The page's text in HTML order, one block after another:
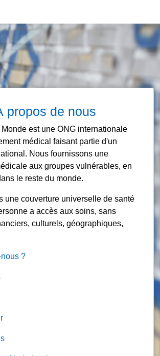
propos de nous
est une ONG internationale
médical faisant partie d'un
Nous fournissons une
aux groupes vulnérables, en
le reste du monde.
une couverture universelle de santé
a accès aux soins, sans
culturels, géographiques,
?